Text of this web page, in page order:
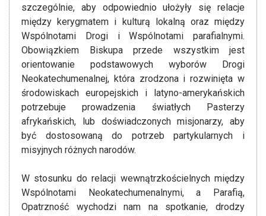
szczególnie, aby odpowiednio ułożyły się relacje
między kerygmatem i kulturą lokalną oraz między
Wspólnotami Drogi i Wspólnotami parafialnymi.
Obowiązkiem Biskupa przede wszystkim jest
orientowanie podstawowych wyborów Drogi
Neokatechumenalnej, która zrodzona i rozwinięta w
środowiskach europejskich i latyno-amerykańskich
potrzebuje prowadzenia światłych Pasterzy
afrykańskich, lub doświadczonych misjonarzy, aby
być dostosowaną do potrzeb partykularnych i
misyjnych różnych narodów.
W stosunku do relacji wewnątrzkościelnych między
Wspólnotami Neokatechumenalnymi, a Parafią,
Opatrzność wychodzi nam na spotkanie, drodzy